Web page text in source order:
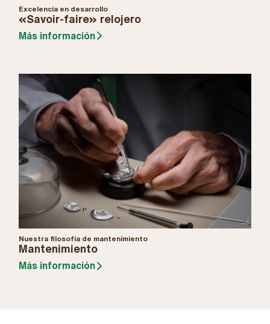
Excelencia en desarrollo
«Savoir-faire» relojero
Más información
Nuestra filosofía de mantenimiento
Mantenimiento
Más información